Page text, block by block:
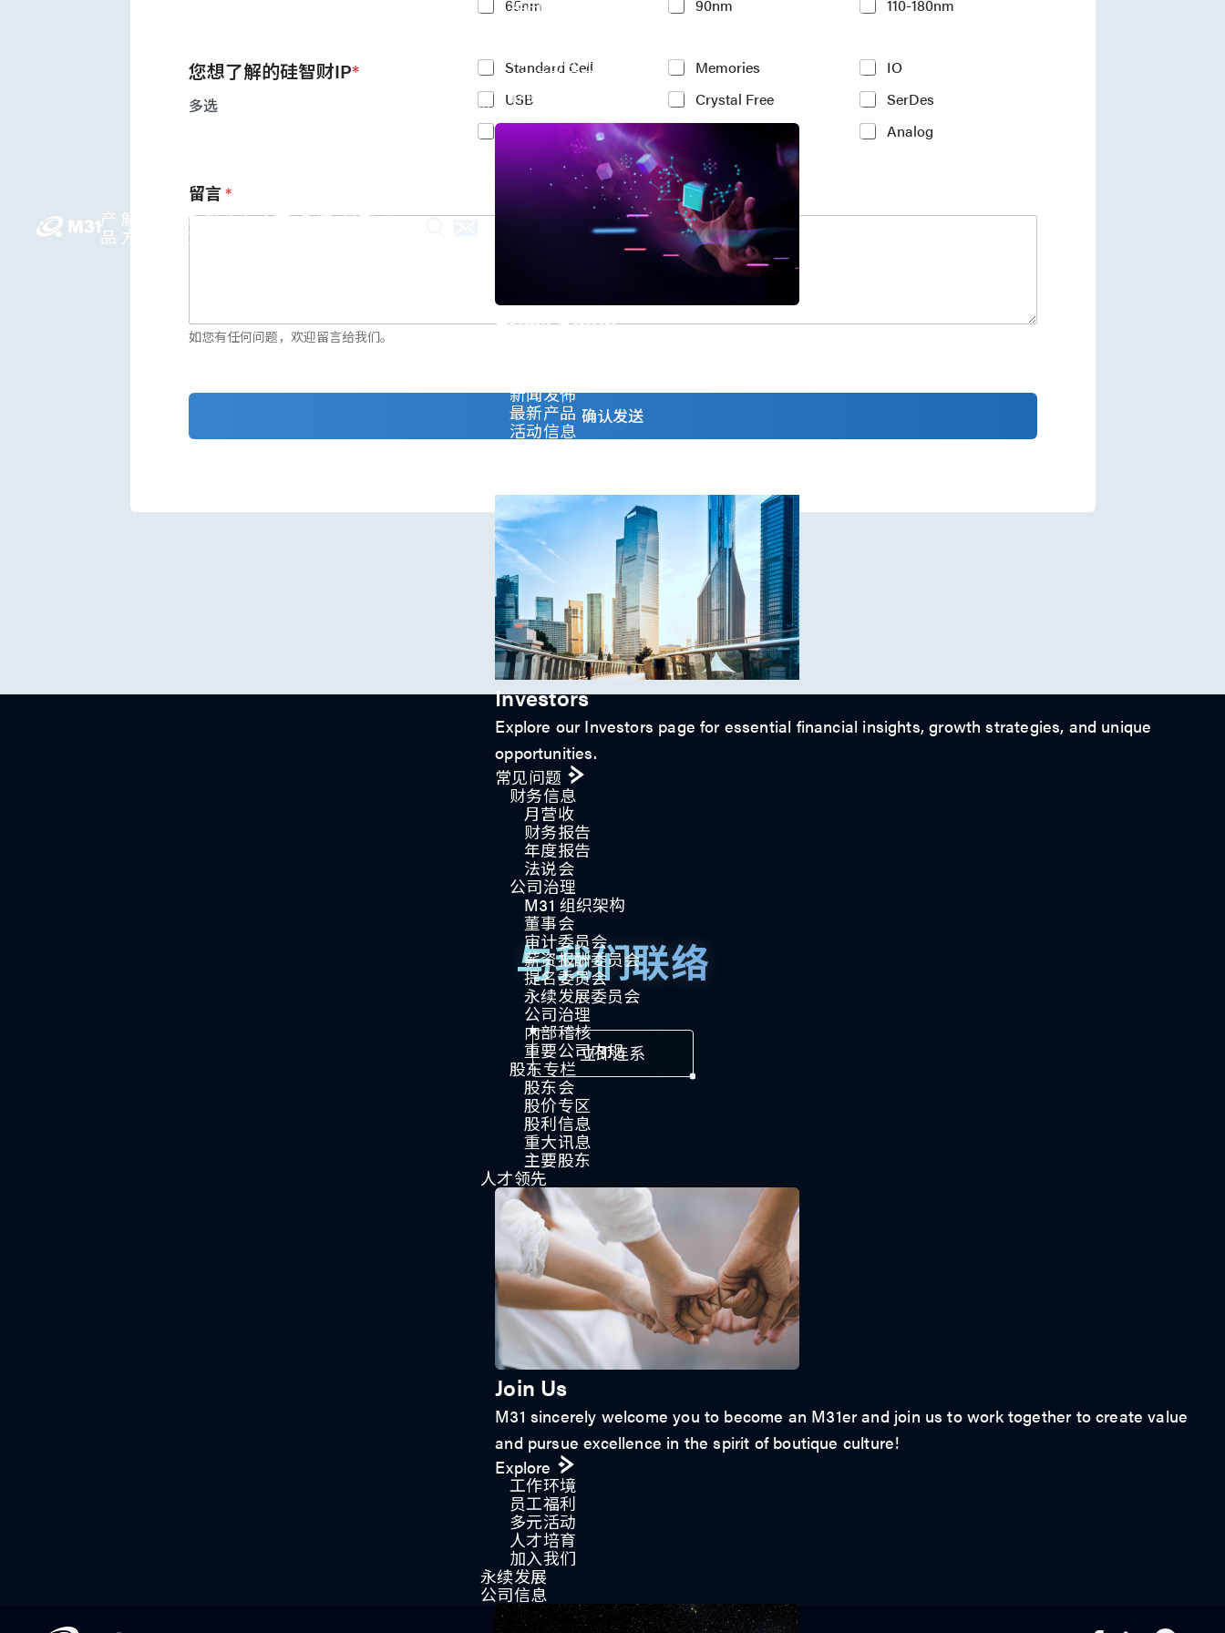
产
品
解决
方案
媒体
中心
投资人人才 永续 公司 简
高效能运算与数据中心
5G行动运算
存储应用
媒体中心
Press Room
新闻发佈
最新产品
活动信息
Investors
Explore our Investors page for essential financial insights, growth strategies, and unique
opportunities.
常见问题
财务信息
月营收
财务报告
年度报告
法说会
公司治理
M31 组织架构
董事会
审计委员会
薪资报酬委员会
提名委员会
永续发展委员会
公司治理
内部稽核
重要公司内规
股东专栏
股东会
股价专区
股利信息
重大讯息
主要股东
人才领先
Join Us
M31 sincerely welcome you to become an M31er and join us to work together to create value
and pursue excellence in the spirit of boutique culture!
Explore
工作环境
员工福利
多元活动
人才培育
加入我们
永续发展
公司信息
t
e
s
t
d
e
e
65nm
90nm 110-180nm
您想了解的硅智财IP*
多选
Y
o
u
r
I
e
P
p
*
Standard Cell Memories
IO
USB
Crystal Free
SerDes
Analog
留言*
如您有任何问题，欢迎留言给我们。
确认发送
与我们联络
立即连系